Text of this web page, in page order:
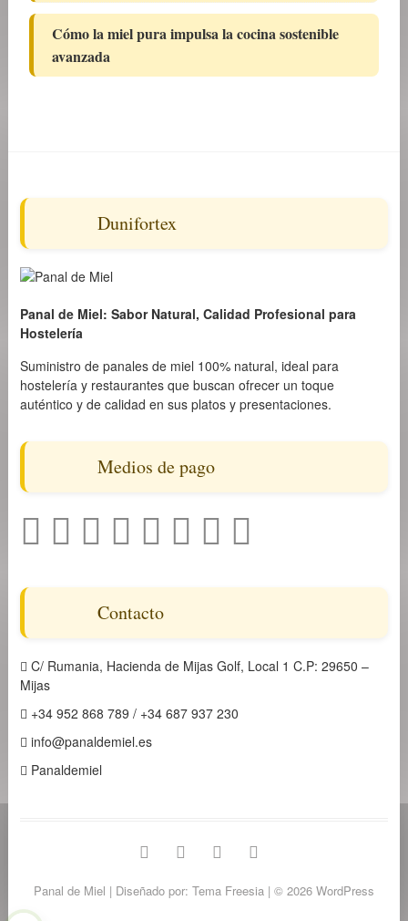
Cómo la miel pura impulsa la cocina sostenible
avanzada
Dunifortex
Panal de Miel: Sabor Natural, Calidad Profesional para
Hostelería
Suministro de panales de miel 100% natural, ideal para
hostelería y restaurantes que buscan ofrecer un toque
auténtico y de calidad en sus platos y presentaciones.
Medios de pago
Contacto
C/ Rumania, Hacienda de Mijas Golf, Local 1 C.P: 29650 –
Mijas
+34 952 868 789 / +34 687 937 230
info@panaldemiel.es
Panaldemiel
facebooktwitter instagram
Panal de Miel | Diseñado por: Tema Freesia | © 2026 WordPress